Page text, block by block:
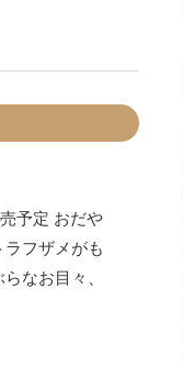
予定 おだや
フザメがも
なお目々、